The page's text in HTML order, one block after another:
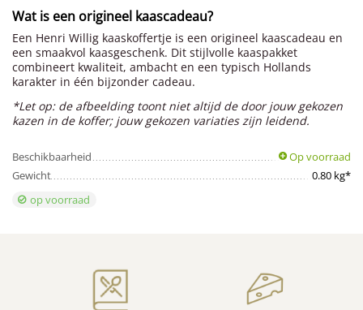
Wat is een origineel kaascadeau?
Een Henri Willig kaaskoffertje is een origineel kaascadeau en
een smaakvol kaasgeschenk. Dit stijlvolle kaaspakket
combineert kwaliteit, ambacht en een typisch Hollands
karakter in één bijzonder cadeau.
*Let op: de afbeelding toont niet altijd de door jouw gekozen
kazen in de koffer; jouw gekozen variaties zijn leidend.
Beschikbaarheid
Op voorraad
Gewicht
0.80 kg*
op voorraad